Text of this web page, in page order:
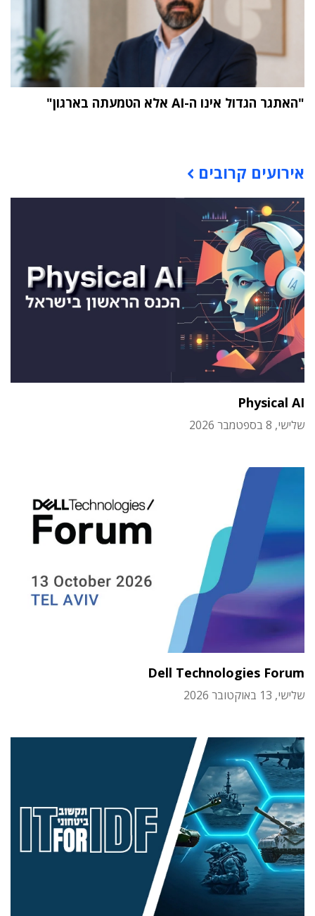
"האתגר הגדול אינו ה-AI אלא הטמעתה בארגון"
אירועים קרובים
Physical AI
שלישי, 8 בספטמבר 2026
Dell Technologies Forum
שלישי, 13 באוקטובר 2026